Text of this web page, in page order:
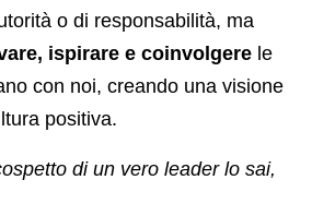
o di responsabilità, ma
ispirare e coinvolgere le
con noi, creando una visione
positiva.
di un vero leader lo sai,